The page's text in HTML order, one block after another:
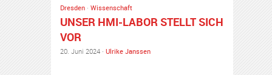
Dresden · Wissenschaft
UNSER HMI-LABOR STELLT SICH
VOR
20. Juni 2024 · Ulrike Janssen